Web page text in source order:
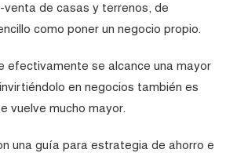
de casas y terrenos, de
como poner un negocio propio.
efectivamente se alcance una mayor
en negocios también es
vuelve mucho mayor.
una guía para estrategia de ahorro e